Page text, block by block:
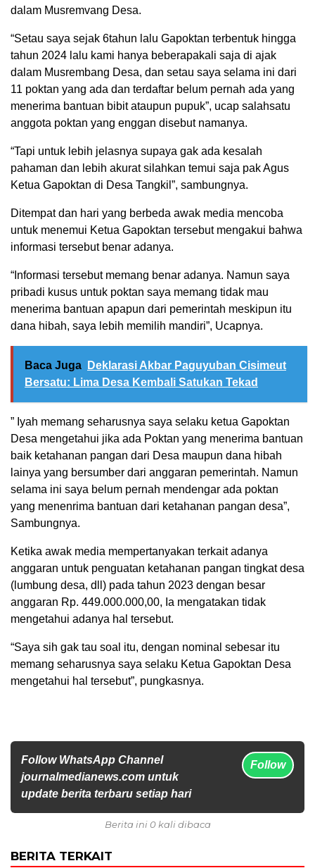
dalam Musremvang Desa.
“Setau saya sejak 6tahun lalu Gapoktan terbentuk hingga
tahun 2024 lalu kami hanya beberapakali saja di ajak
dalam Musrembang Desa, dan setau saya selama ini dari
11 poktan yang ada dan terdaftar belum pernah ada yang
menerima bantuan bibit ataupun pupuk”, ucap salahsatu
anggota poktan yang enggan disebut namanya.
“Tapi untuk lebih jelasnya supaya gak ada kesalah
pahaman dan lebih akurat silahkan temui saja pak Agus
Ketua Gapoktan di Desa Tangkil”, sambungnya.
Ditempat dan hari yang berbeda awak media mencoba
untuk menemui Ketua Gapoktan tersebut mengakui bahwa
informasi tersebut benar adanya.
“Informasi tersebut memang benar adanya. Namun saya
pribadi kusus untuk poktan saya memang tidak mau
menerima bantuan apapun dari pemerintah meskipun itu
dana hibah, saya lebih memilih mandiri”, Ucapnya.
Baca Juga
Deklarasi Akbar Paguyuban Cisimeut
Bersatu: Lima Desa Kembali Satukan Tekad
” Iyah memang seharusnya saya selaku ketua Gapoktan
Desa mengetahui jika ada Poktan yang menerima bantuan
baik ketahanan pangan dari Desa maupun dana hibah
lainya yang bersumber dari anggaran pemerintah. Namun
selama ini saya belum pernah mendengar ada poktan
yang menenrima bantuan dari ketahanan pangan desa”,
Sambungnya.
Ketika awak media mempertanyakan terkait adanya
anggaran untuk penguatan ketahanan pangan tingkat desa
(lumbung desa, dll) pada tahun 2023 dengan besar
anggaran Rp. 449.000.000,00, Ia mengatakan tidak
mengetahui adanya hal tersebut.
“Saya sih gak tau soal itu, dengan nominal sebesar itu
memang seharusnya saya selaku Ketua Gapoktan Desa
mengetahui hal tersebut”, pungkasnya.
Follow WhatsApp Channel
journalmedianews.com untuk
update berita terbaru setiap hari
Follow
Berita ini 0 kali dibaca
BERITA TERKAIT